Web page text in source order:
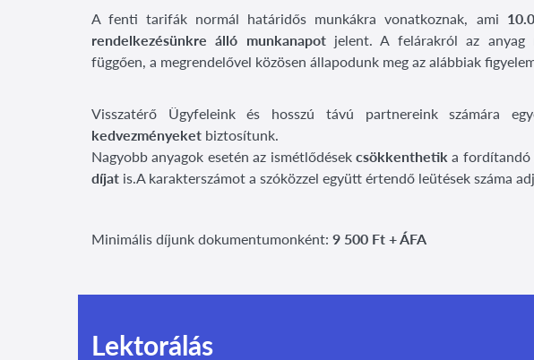
A fenti tarifák normál határidős munkákra vonatkoznak, ami
rendelkezésünkre álló munkanapotjelent. A felárakról az anyag
függően, a megrendelővel közösen állapodunk meg az alábbiak
Visszatérő Ügyfeleink és hosszú távú partnereink számára
kedvezményeket biztosítunk.
Nagyobb anyagok esetén az ismétlődések csökkenthetik a fordítandó
díjat is.A karakterszámot a szóközzel együtt értendő leütések száma
Minimális díjunk dokumentumonként: 9 500 Ft + ÁFA
Lektorálás